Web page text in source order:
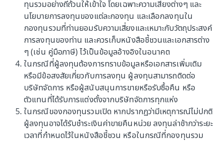
Fund commentary Global market outlook
Monthly investment update
Underlying funds playbook
Quarterly investment insights
Special fund insights Flash event update
ทุนรวมอย่างถี่ถ้วนให้เข้าใจ โดยเฉพาะความเสี่ยงต่างๆ และ
นโยบายการลงทุนของแต่ละกองทุน และเลือกลงทุนใน
กองทุนรวมที่ท่านยอมรับความเสี่ยงและเหมาะกับวัตถุประสงค์
การลงทุนของท่าน และควรเก็บหนังสือชี้ชวนและเอกสารต่าง
ๆ (เช่น คู่มือภาษี) ไว้เป็นข้อมูลอ้างอิงในอนาคต
ในกรณีที่ผู้ลงทุนต้องการทราบข้อมูลหรือเอกสารเพิ่มเติม
หรือมีข้อสงสัยเกี่ยวกับการลงทุน ผู้ลงทุนสามารถติดต่อ
บริษัทจัดการ หรือผู้สนับสนุนการขายหรือรับซื้อคืน หรือ
ตัวแทนที่ได้รับการแต่งตั้งจากบริษัทจัดการทุกแห่ง
ในกรณีของกองทุนรวมเปิด หากปรากฏว่ามีเหตุการณ์ไม่ปกติ
ผู้ลงทุนอาจได้รับชำระเงินค่าขายคืนหน่วย ลงทุนล่าช้ากว่าระยะ
เวลาที่กำหนดไว้ในหนังสือชี้ชวน หรือในกรณีที่กองทุนรวม